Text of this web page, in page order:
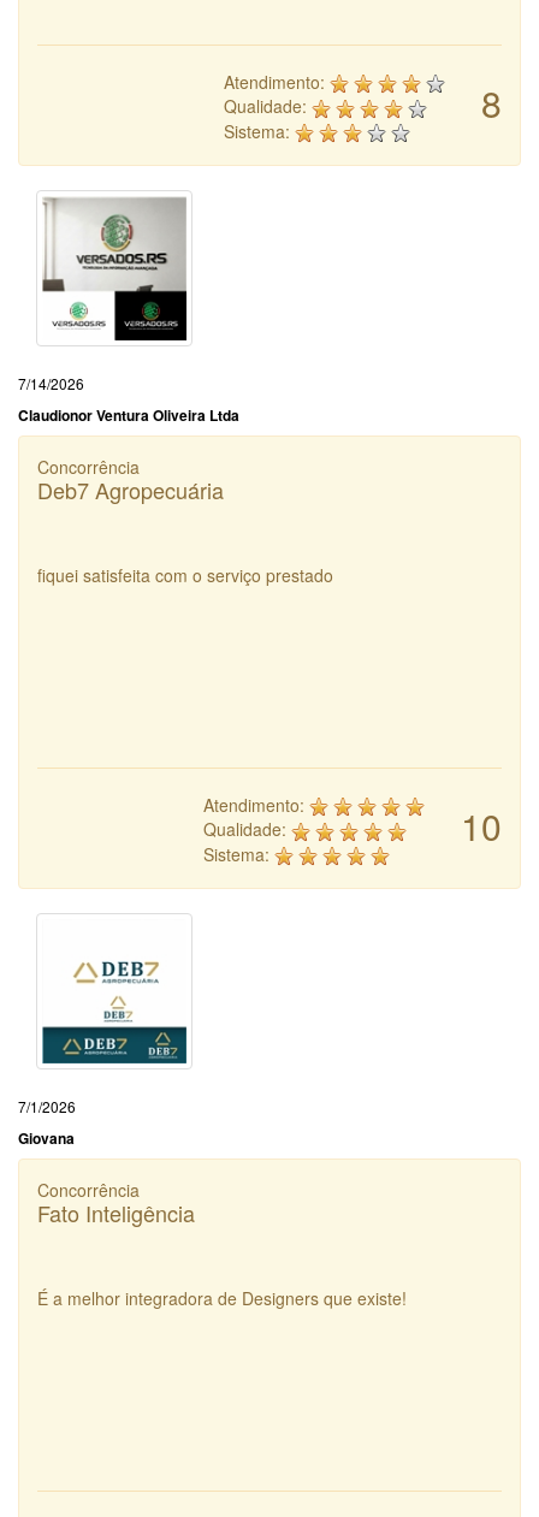
8
Atendimento:
Qualidade:
Sistema:
7/14/2026
Claudionor Ventura Oliveira Ltda
Concorrência
Deb7 Agropecuária
fiquei satisfeita com o serviço prestado
10
Atendimento:
Qualidade:
Sistema:
7/1/2026
Giovana
Concorrência
Fato Inteligência
É a melhor integradora de Designers que existe!